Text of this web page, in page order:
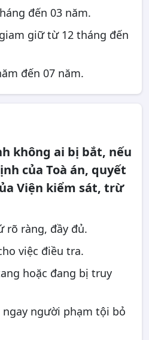
đến 03 năm.
giữ từ 12 tháng đến
đến 07 năm.
không ai bị bắt, nếu
của Toà án, quyết
Viện kiểm sát, trừ
rõ ràng, đầy đủ.
việc điều tra.
hoặc đang bị truy
ngay người phạm tội bỏ